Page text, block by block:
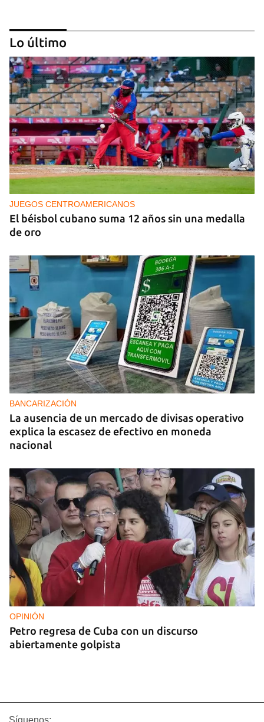
PODCAST
Cafecito informativo del viernes 7 de agosto de
2026
Lo último
JUEGOS CENTROAMERICANOS
El béisbol cubano suma 12 años sin una medalla
de oro
BANCARIZACIÓN
La ausencia de un mercado de divisas operativo
explica la escasez de efectivo en moneda
nacional
OPINIÓN
Petro regresa de Cuba con un discurso
abiertamente golpista
Síguenos: